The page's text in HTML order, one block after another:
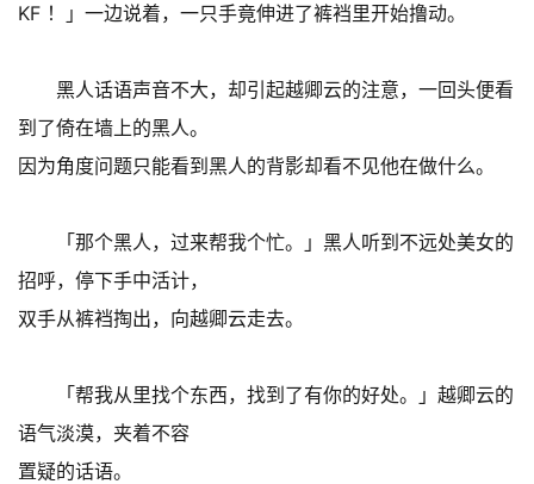
KF ！」一边说着，一只手竟伸进了裤裆里开始撸动。
黑人话语声音不大，却引起越卿云的注意，一回头便看
到了倚在墙上的黑人。
因为角度问题只能看到黑人的背影却看不见他在做什么。
「那个黑人，过来帮我个忙。」黑人听到不远处美女的
招呼，停下手中活计，
双手从裤裆掏出，向越卿云走去。
「帮我从里找个东西，找到了有你的好处。」越卿云的
语气淡漠，夹着不容
置疑的话语。